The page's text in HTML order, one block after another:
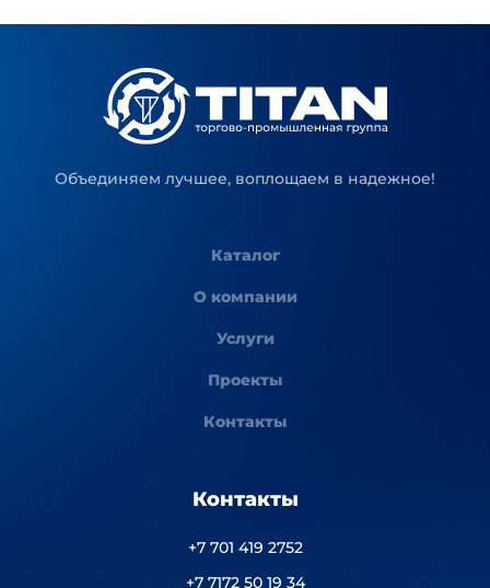
Объединяем лучшее, воплощаем в надежное!
Каталог
О компании
Услуги
Проекты
Контакты
Контакты
+7 701 419 2752
+7 7172 50 19 34